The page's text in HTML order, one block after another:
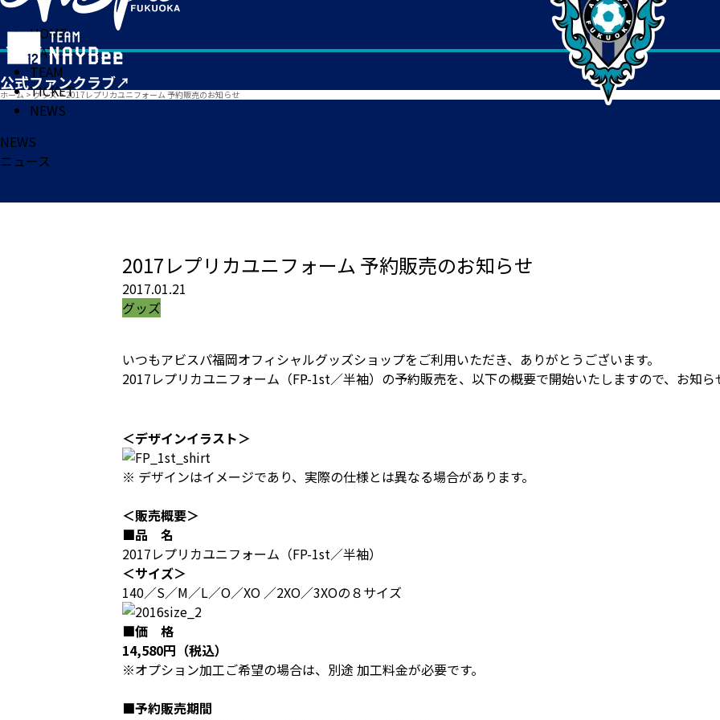
HOME
MATCH
TEAM
TICKET
NEWS
ホーム > グッズ>2017レプリカユニフォーム 予約販売のお知らせ
NEWS
ニュース
2017レプリカユニフォーム 予約販売のお知らせ
2017.01.21
グッズ
いつもアビスパ福岡オフィシャルグッズショップをご利用いただき、ありがとうございます。
2017レプリカユニフォーム（FP-1st／半袖）の予約販売を、以下の概要で開始いたしますので、お知ら
＜デザインイラスト＞
※ デザインはイメージであり、実際の仕様とは異なる場合があります。
＜販売概要＞
■品 名
2017レプリカユニフォーム（FP-1st／半袖）
＜サイズ＞
140／S／M／L／O／XO ／2XO／3XOの８サイズ
■価 格
14,580円（税込）
※オプション加工ご希望の場合は、別途 加工料金が必要です。
■予約販売期間